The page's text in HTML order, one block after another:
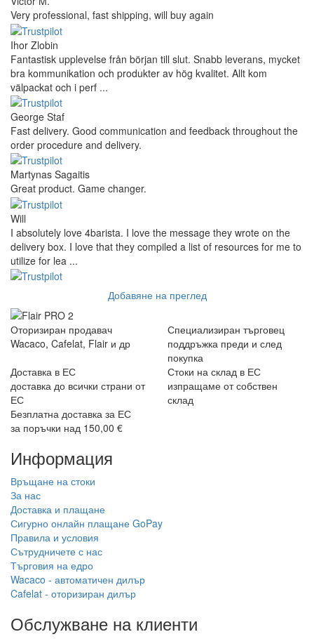
Very professional, fast shipping, will buy again
Ihor Zlobin
Fantastisk upplevelse från början till slut. Snabb leverans, mycket
bra kommunikation och produkter av hög kvalitet. Allt kom
välpackat och i perf ...
George Staf
Fast delivery. Good communication and feedback throughout the
order procedure and delivery.
Martynas Sagaitis
Great product. Game changer.
Will
I absolutely love 4barista. I love the message they wrote on the
delivery box. I love that they compiled a list of resources for me to
utilize for lea ...
Добавяне на преглед
Оторизиран продавач
Wacaco, Cafelat, Flair и др
Специализиран търговец
поддръжка преди и след
покупка
Доставка в ЕС
доставка до всички страни от
ЕС
Стоки на склад в ЕС
изпращаме от собствен
склад
Безплатна доставка за ЕС
за поръчки над 150,00 €
Информация
Връщане на стоки
За нас
Доставка и плащане
Сигурно онлайн плащане GoPay
Правила и условия
Сътрудничете с нас
Търговия на едро
Wacaco - автоматичен дилър
Cafelat - оторизиран дилър
Обслужване на клиенти